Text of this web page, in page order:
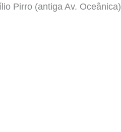
Pirro (antiga Av. Oceânica)